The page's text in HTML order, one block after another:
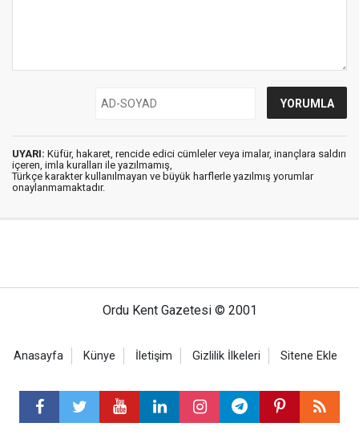
UYARI: Küfür, hakaret, rencide edici cümleler veya imalar, inançlara saldırı
içeren, imla kuralları ile yazılmamış,
Türkçe karakter kullanılmayan ve büyük harflerle yazılmış yorumlar
onaylanmamaktadır.
Ordu Kent Gazetesi © 2001
Anasayfa Künye İletişim Gizlilik İlkeleri Sitene Ekle